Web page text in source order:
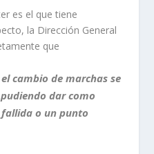
es el que tiene
la Dirección General
que
cambio de marchas se
dar como
o un punto